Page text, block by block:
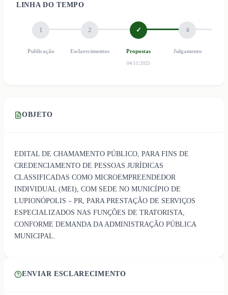
LINHA DO TEMPO
1
Publicação
2
Esclarecimentos
✓
Propostas
04/11/2025
4
Julgamento
OBJETO
EDITAL DE CHAMAMENTO PÚBLICO, PARA FINS DE
CREDENCIAMENTO DE PESSOAS JURÍDICAS
CLASSIFICADAS COMO MICROEMPREENDEDOR
INDIVIDUAL (MEI), COM SEDE NO MUNICÍPIO DE
LUPIONÓPOLIS – PR, PARA PRESTAÇÃO DE SERVIÇOS
ESPECIALIZADOS NAS FUNÇÕES DE TRATORISTA,
CONFORME DEMANDA DA ADMINISTRAÇÃO PÚBLICA
MUNICIPAL.
ENVIAR ESCLARECIMENTO